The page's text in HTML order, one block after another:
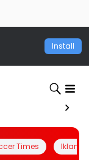
Install
Times Iklanin